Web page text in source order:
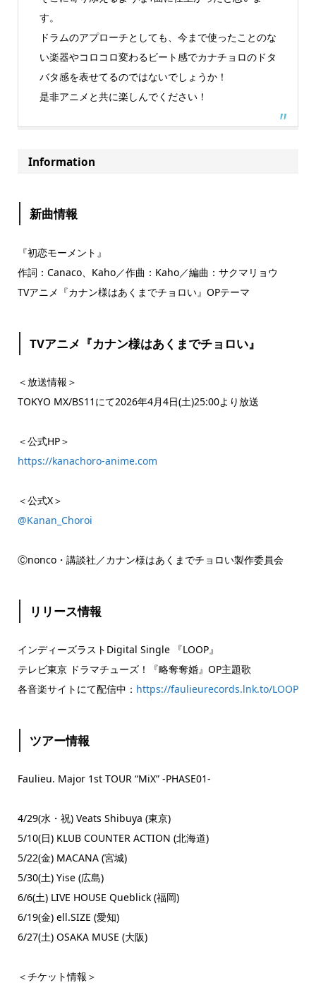
す。
ドラムのアプローチとしても、今まで使ったことのな
い楽器やコロコロ変わるビート感でカナチョロのドタ
バタ感を表せてるのではないでしょうか！
是非アニメと共に楽しんでください！
Information
新曲情報
『初恋モーメント』
作詞：Canaco、Kaho／作曲：Kaho／編曲：サクマリョウ
TVアニメ『カナン様はあくまでチョロい』OPテーマ
TVアニメ『カナン様はあくまでチョロい』
＜放送情報＞
TOKYO MX/BS11にて2026年4月4日(土)25:00より放送
＜公式HP＞
https://kanachoro-anime.com
＜公式X＞
@Kanan_Choroi
Ⓒnonco・講談社／カナン様はあくまでチョロい製作委員会
リリース情報
インディーズラストDigital Single 『LOOP』
テレビ東京 ドラマチューズ！『略奪奪婚』OP主題歌
各音楽サイトにて配信中： https://faulieurecords.lnk.to/LOOP
ツアー情報
Faulieu. Major 1st TOUR “MiX” -PHASE01-
4/29(水・祝) Veats Shibuya (東京)
5/10(日) KLUB COUNTER ACTION (北海道)
5/22(金) MACANA (宮城)
5/30(土) Yise (広島)
6/6(土) LIVE HOUSE Queblick (福岡)
6/19(金) ell.SIZE (愛知)
6/27(土) OSAKA MUSE (大阪)
＜チケット情報＞